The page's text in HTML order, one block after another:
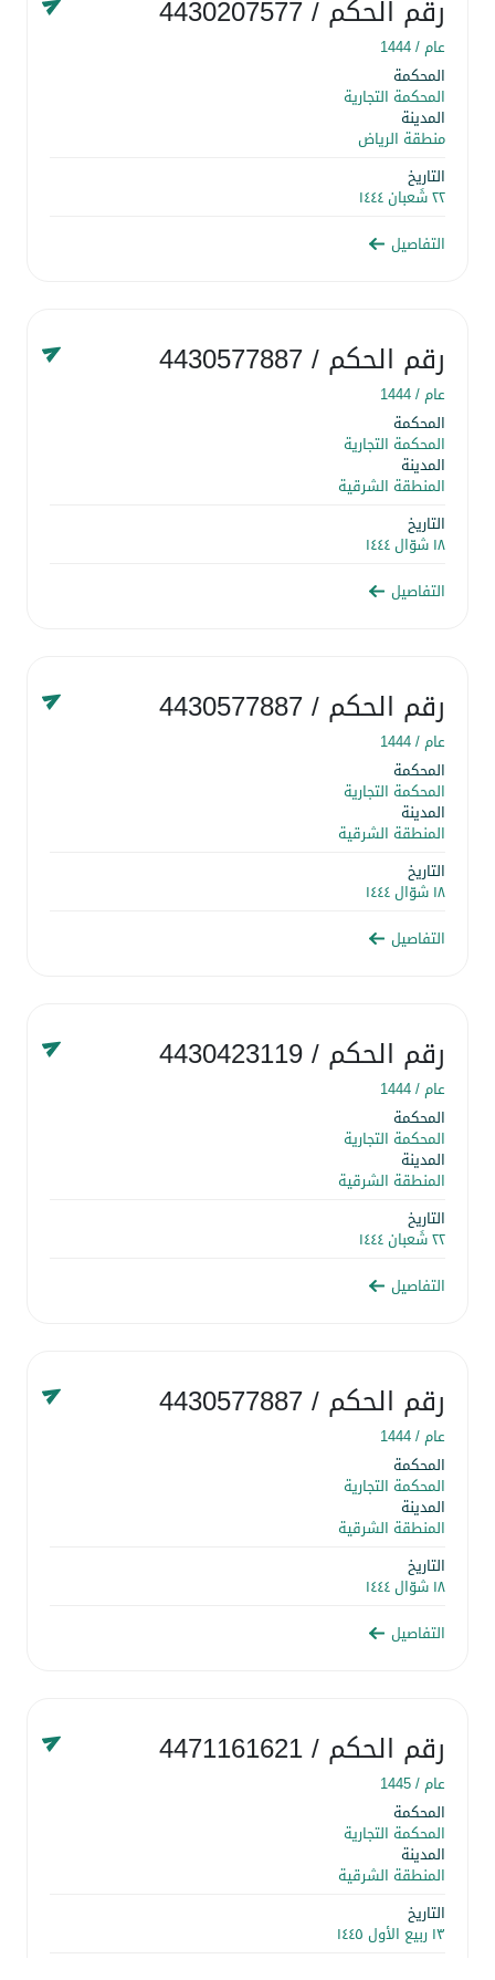
رقم الحكم/ 4430207577
عام /1444
المحكمة
المحكمة التجارية
المدينة
منطقة الرياض
التاريخ
٢٢ شَعبان ١٤٤٤
التفاصيل
رقم الحكم/ 4430577887
عام /1444
المحكمة
المحكمة التجارية
المدينة
المنطقة الشرقية
التاريخ
١٨ شوّال ١٤٤٤
التفاصيل
رقم الحكم/ 4430577887
عام /1444
المحكمة
المحكمة التجارية
المدينة
المنطقة الشرقية
التاريخ
١٨ شوّال ١٤٤٤
التفاصيل
رقم الحكم/ 4430423119
عام /1444
المحكمة
المحكمة التجارية
المدينة
المنطقة الشرقية
التاريخ
٢٢ شَعبان ١٤٤٤
التفاصيل
رقم الحكم/ 4430577887
عام /1444
المحكمة
المحكمة التجارية
المدينة
المنطقة الشرقية
التاريخ
١٨ شوّال ١٤٤٤
التفاصيل
رقم الحكم/ 4471161621
عام /1445
المحكمة
المحكمة التجارية
المدينة
المنطقة الشرقية
التاريخ
١٣ ربيع الأول ١٤٤٥